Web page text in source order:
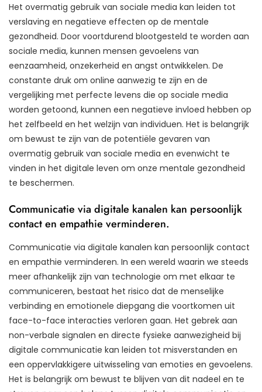
Het overmatig gebruik van sociale media kan leiden tot
verslaving en negatieve effecten op de mentale
gezondheid. Door voortdurend blootgesteld te worden aan
sociale media, kunnen mensen gevoelens van
eenzaamheid, onzekerheid en angst ontwikkelen. De
constante druk om online aanwezig te zijn en de
vergelijking met perfecte levens die op sociale media
worden getoond, kunnen een negatieve invloed hebben op
het zelfbeeld en het welzijn van individuen. Het is belangrijk
om bewust te zijn van de potentiële gevaren van
overmatig gebruik van sociale media en evenwicht te
vinden in het digitale leven om onze mentale gezondheid
te beschermen.
Communicatie via digitale kanalen kan persoonlijk
contact en empathie verminderen.
Communicatie via digitale kanalen kan persoonlijk contact
en empathie verminderen. In een wereld waarin we steeds
meer afhankelijk zijn van technologie om met elkaar te
communiceren, bestaat het risico dat de menselijke
verbinding en emotionele diepgang die voortkomen uit
face-to-face interacties verloren gaan. Het gebrek aan
non-verbale signalen en directe fysieke aanwezigheid bij
digitale communicatie kan leiden tot misverstanden en
een oppervlakkigere uitwisseling van emoties en gevoelens.
Het is belangrijk om bewust te blijven van dit nadeel en te